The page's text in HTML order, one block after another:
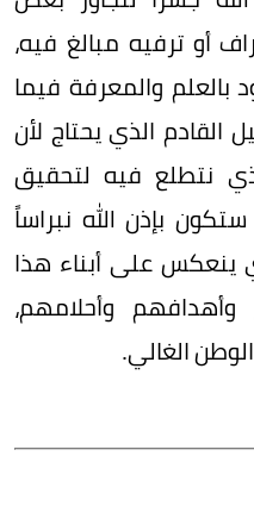
أو ترفيه مبالغ فيه،
بالعلم والمعرفة فيما
الذي يحتاج لأن
نتطلع فيه لتحقيق
2030، والتي ستكون بإذن الله نبراساً
ينعكس على أبناء هذا
وأحلامهم،
الغالي.